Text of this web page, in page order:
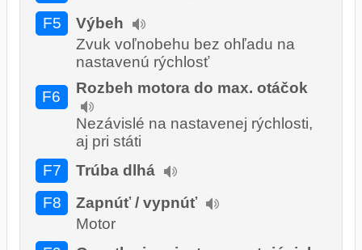
F5
Výbeh
Zvuk voľnobehu bez ohľadu na
nastavenú rýchlosť
F6
Rozbeh motora do max. otáčok
Nezávislé na nastavenej rýchlosti,
aj pri státi
F7
Trúba dlhá
F8
Zapnúť / vypnúť
Motor